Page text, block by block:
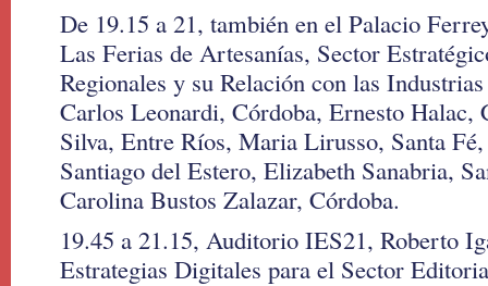
De 19.15 a 21, también en el Palacio
Las Ferias de Artesanías, Sector
Regionales y su Relación con las
Carlos Leonardi, Córdoba, Ernesto Halac,
Silva, Entre Ríos, Maria Lirusso, Santa
Santiago del Estero, Elizabeth Sanabria,
Carolina Bustos Zalazar, Córdoba.
19.45 a 21.15, Auditorio IES21, Roberto
Estrategias Digitales para el Sector